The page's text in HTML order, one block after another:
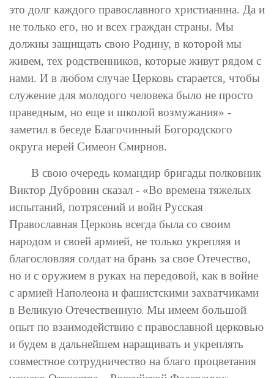
это долг каждого православного христианина. Да и
не только его, но и всех граждан страны. Мы
должны защищать свою Родину, в которой мы
живем, тех родственников, которые живут рядом с
нами. И в любом случае Церковь старается, чтобы
служение для молодого человека было не просто
праведным, но еще и школой возмужания» -
заметил в беседе Благочинный Богородского
округа иерей Симеон Смирнов.
В свою очередь командир бригады полковник
Виктор Дубровин сказал - «Во времена тяжелых
испытаний, потрясений и войн Русская
Православная Церковь всегда была со своим
народом и своей армией, не только укрепляя и
благословляя солдат на брань за свое Отечество,
но и с оружием в руках на передовой, как в войне
с армией Наполеона и фашистскими захватчиками
в Великую Отечественную. Мы имеем большой
опыт по взаимодействию с православной церковью
и будем в дальнейшем наращивать и укреплять
совместное сотрудничество на благо процветания